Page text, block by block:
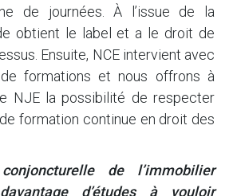
de journées. À l’issue de la
obtient le label et a le droit de
Ensuite, NCE intervient avec
formations et nous offrons à
NJE la possibilité de respecter
formation continue en droit des
de l’immobilier
d’études à vouloir